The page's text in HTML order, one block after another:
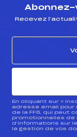
Recevez
En cliquant sur «
adresse email pour
de la FFS, qui peut
promotionnelles de
d’informations sur
la gestion de vos